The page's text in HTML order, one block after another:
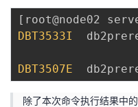
[ root@node02
DBT3533I
DBT3507E
除了本次命令执行结果中